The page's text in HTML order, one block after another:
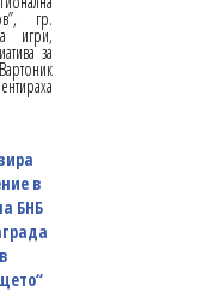
гр.
игри,
за
в
БНБ